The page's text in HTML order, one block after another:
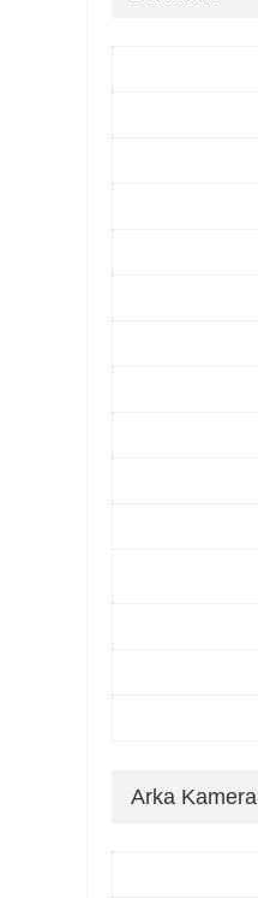
Arka Kamera